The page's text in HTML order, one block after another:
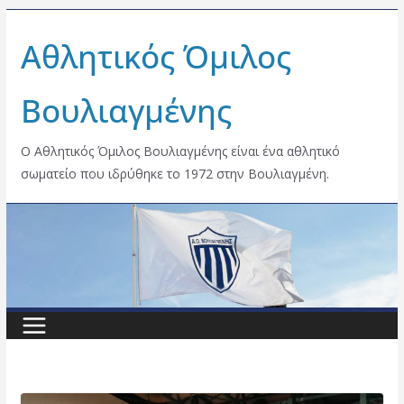
content
Αθλητικός Όμιλος
Βουλιαγμένης
Ο Αθλητικός Όμιλος Βουλιαγμένης είναι ένα αθλητικό
σωματείο που ιδρύθηκε το 1972 στην Βουλιαγμένη.